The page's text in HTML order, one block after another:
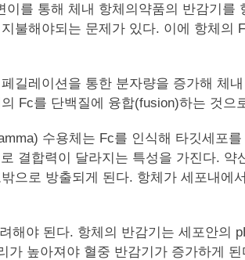
를 통해 체내 항체의약품의 반감기
불해야되는 문제가 있다. 이에 항체
길레이션을 통한 분자량을 증가해 체
Fc를 단백질에 융합(fusion)하는 것
수용체는 Fc를 인식해 타깃세포
결합력이 달라지는 특성을 가진다.
으로 방출되게 된다. 항체가 세포내
야 된다. 항체의 반감기는 세포안의
높아져야 혈중 반감기가 증가하게